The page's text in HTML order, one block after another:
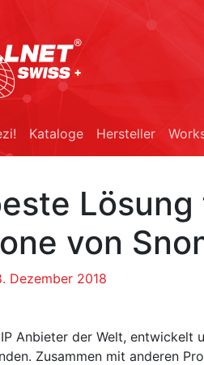
Kataloge Hersteller
von
Dezember 2018
Anbieter der Welt, entwickelt
Zusammen mit anderen